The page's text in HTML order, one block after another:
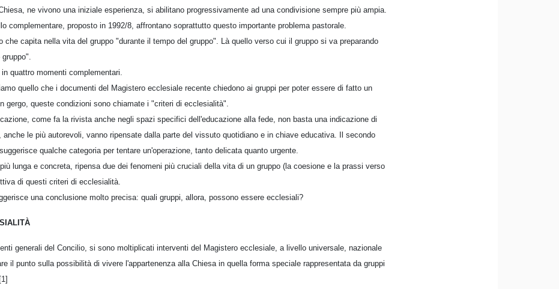
ne vivono una iniziale esperienza, si abilitano progressivamente ad una condivisione sempre più ampia.
complementare, proposto in 1992/8, affrontano soprattutto questo importante problema pastorale.
che capita nella vita del gruppo "durante il tempo del gruppo". Là quello verso cui il gruppo si va preparando
quattro momenti complementari.
quello che i documenti del Magistero ecclesiale recente chiedono ai gruppi per poter essere di fatto un
gergo, queste condizioni sono chiamate i "criteri di ecclesialità".
come fa la rivista anche negli spazi specifici dell'educazione alla fede, non basta una indicazione di
anche le più autorevoli, vanno ripensate dalla parte del vissuto quotidiano e in chiave educativa. Il secondo
qualche categoria per tentare un'operazione, tanto delicata quanto urgente.
lunga e concreta, ripensa due dei fenomeni più cruciali della vita di un gruppo (la coesione e la prassi verso
di questi criteri di ecclesialità.
una conclusione molto precisa: quali gruppi, allora, possono essere ecclesiali?
generali del Concilio, si sono moltiplicati interventi del Magistero ecclesiale, a livello universale, nazionale
il punto sulla possibilità di vivere l'appartenenza alla Chiesa in quella forma speciale rappresentata da gruppi